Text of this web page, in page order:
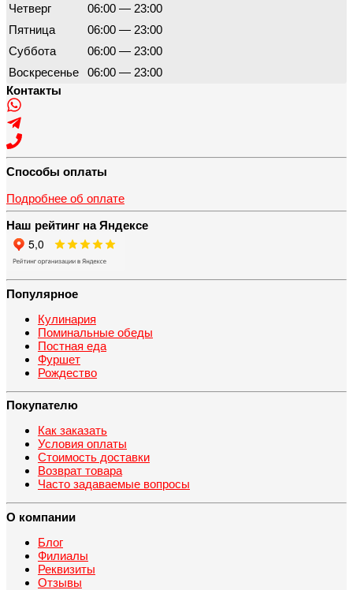
Четверг
06:00 — 23:00
Пятница
06:00 — 23:00
Суббота
06:00 — 23:00
Воскресенье
06:00 — 23:00
Контакты
Способы оплаты
Подробнее об оплате
Наш рейтинг на Яндексе
Популярное
Кулинария
Поминальные обеды
Постная еда
Фуршет
Рождество
Покупателю
Как заказать
Условия оплаты
Стоимость доставки
Возврат товара
Часто задаваемые вопросы
О компании
Блог
Филиалы
Реквизиты
Отзывы